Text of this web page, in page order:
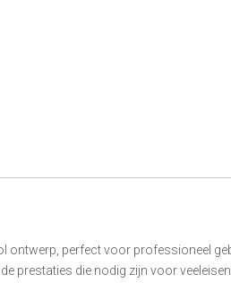
perfect voor professioneel
prestaties die nodig zijn voor